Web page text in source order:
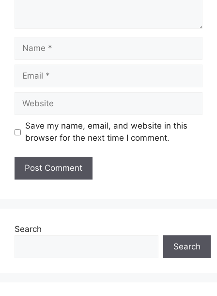
Name
Email
Website
Save my name, email, and website in this
browser for the next time I comment.
Search
Search